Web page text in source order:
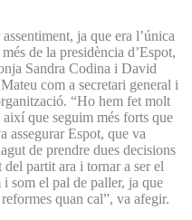
ja que era l’única
de la presidència d’Espot,
Sandra Codina i David
com a secretari general i
“Ho hem fet molt
que seguim més forts que
assegurar Espot, que va
de prendre dues decisions
partit ara i tornar a ser el
som el pal de paller, ja que
quan cal”, va afegir.